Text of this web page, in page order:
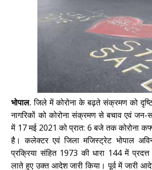
भोपाल. जिले में कोरोना के बढ़ते संक्रमण को
नागरिकों को कोरोना संक्रमण से बचाव एवं जन-
में 17 मई 2021 को प्रात: 6 बजे तक कोरोना
है।कलेक्टर एवं जिला मजिस्ट्रेट भोपाल
प्रक्रिया संहित 1973 की धारा 144 में
लाते हुए उक्त आदेश जारी किया। पूर्व में जारी